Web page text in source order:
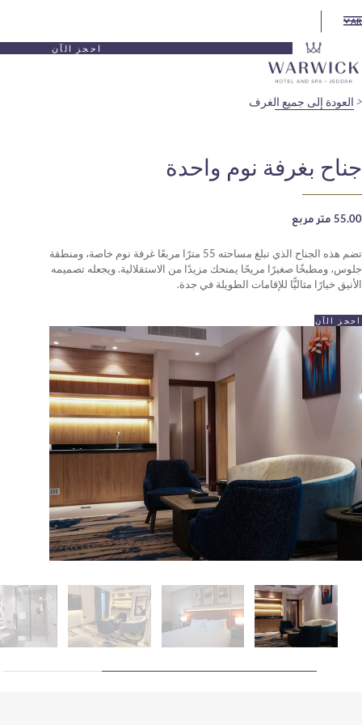
نوم واحدة
تضم هذه الجناح الذي تبلغ مساحته 55 مترًا مربعًا غرفة نوم خاصة، ومنطقة
مريحًا يمنحك مزيدًا من الاستقلالية. ويجعله تصميمه
للإقامات الطويلة في جدة.
الغرف